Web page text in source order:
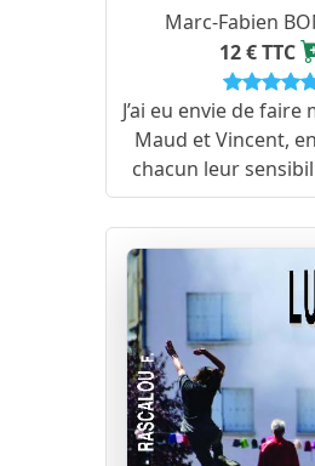
Marc-Fabien
12 € TTC
J’ai eu envie de
Maud et Vincent,
chacun leur